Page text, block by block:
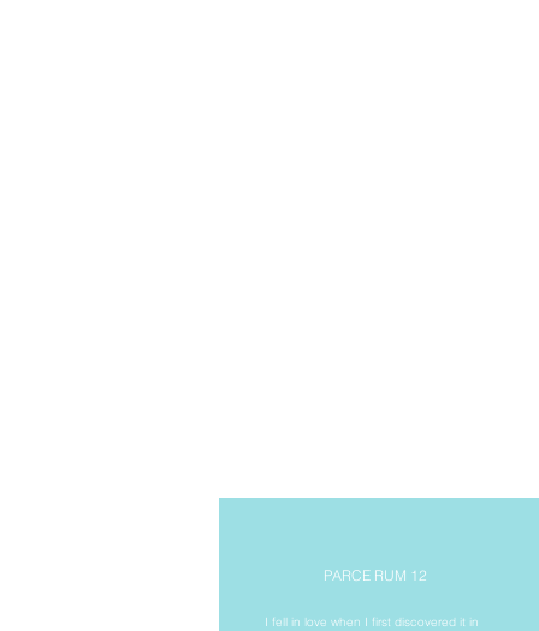
PARCE RUM 12
I fell in love when I first discovered it in